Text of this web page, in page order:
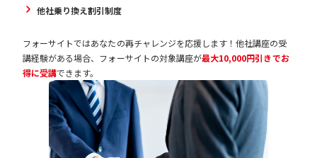
他社乗り換え割引制度
フォーサイトではあなたの再チャレンジを応援します！他社講座の受
講経験がある場合、フォーサイトの対象講座が最大10,000円引きでお
得に受講できます。